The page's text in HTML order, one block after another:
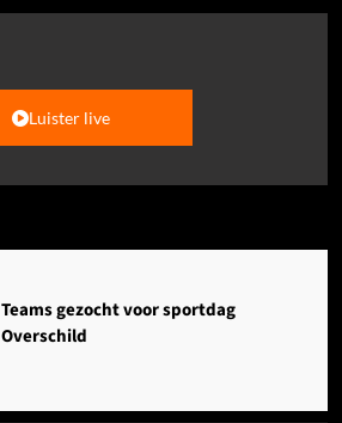
Luister live
Teams gezocht voor sportdag
Overschild